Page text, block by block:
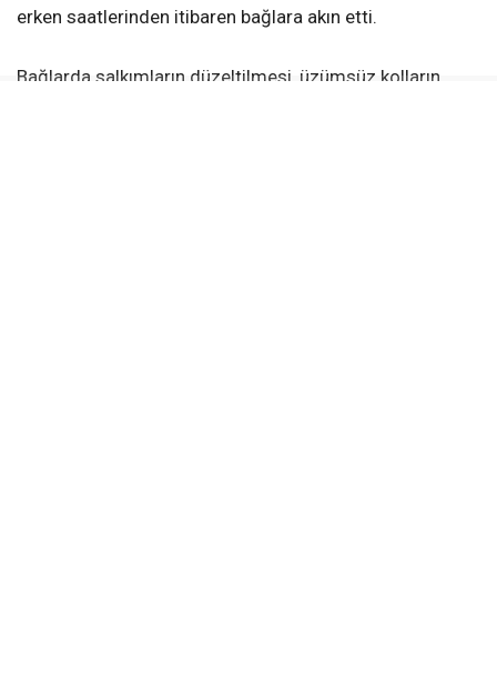
erken saatlerinden itibaren bağlara akın etti.
Bağlarda salkımların düzeltilmesi, üzümsüz kolların